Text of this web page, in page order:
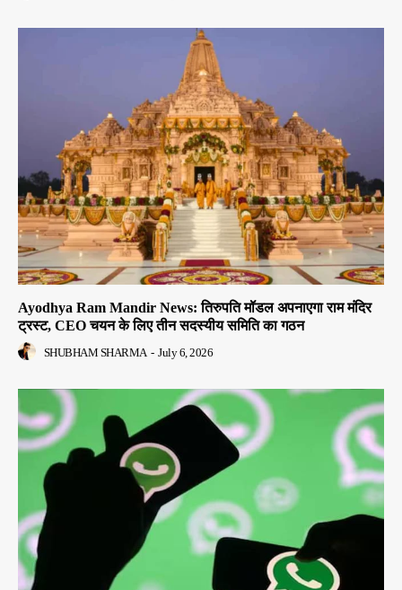
Ayodhya Ram Mandir News: तिरुपति मॉडल अपनाएगा राम मंदिर
ट्रस्ट, CEO चयन के लिए तीन सदस्यीय समिति का गठन
SHUBHAM SHARMA - July 6, 2026